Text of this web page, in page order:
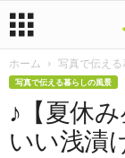
暮
ホーム 写真で伝え
写真で伝える暮らしの風景
♪【夏休
いい浅漬